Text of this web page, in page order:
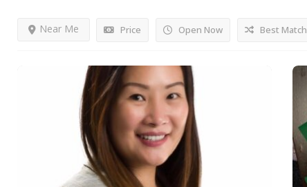
Price Open Now
Near Me Best Match